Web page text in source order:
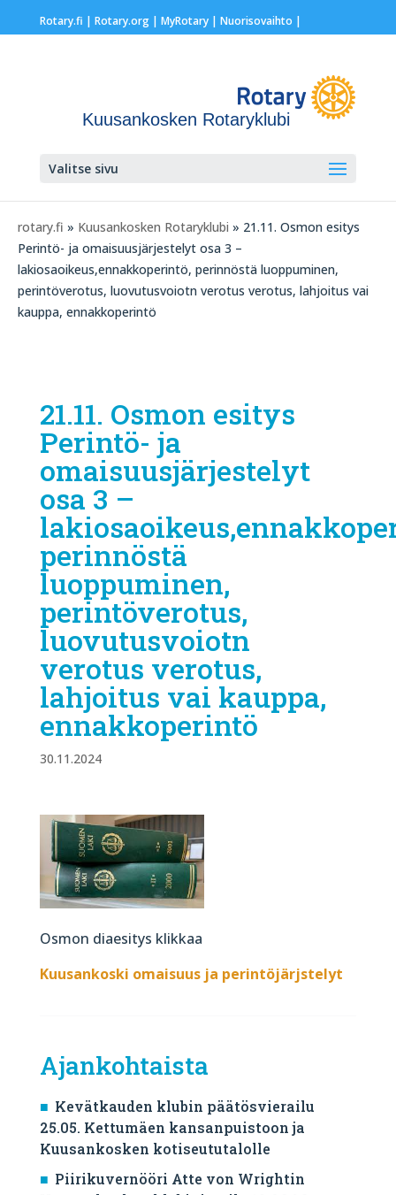
Rotary.fi | Rotary.org| MyRotary | Nuorisovaihto |
Kuusankosken Rotaryklubi
Valitse sivu
rotary.fi » Kuusankosken Rotaryklubi » 21.11. Osmon esitys
Perintö- ja omaisuusjärjestelyt osa 3 –
lakiosaoikeus,ennakkoperintö, perinnöstä luoppuminen,
perintöverotus, luovutusvoiotn verotus verotus, lahjoitus vai
kauppa, ennakkoperintö
21.11. Osmon esitys
Perintö- ja
omaisuusjärjestelyt
osa 3 –
perinnöstä
luoppuminen,
perintöverotus,
luovutusvoiotn
verotus verotus,
lahjoitus vai kauppa,
ennakkoperintö
30.11.2024
Osmon diaesitys klikkaa
Kuusankoski omaisuus ja perintöjärjstelyt
Ajankohtaista
Kevätkauden klubin päätösvierailu
25.05. Kettumäen kansanpuistoon ja
Kuusankosken kotiseututalolle
Piirikuvernööri Atte von Wrightin